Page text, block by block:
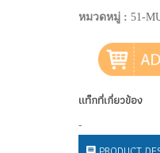
หมวดหมู่ : 51-
แท็กที่เกี่ยวข้อง
-